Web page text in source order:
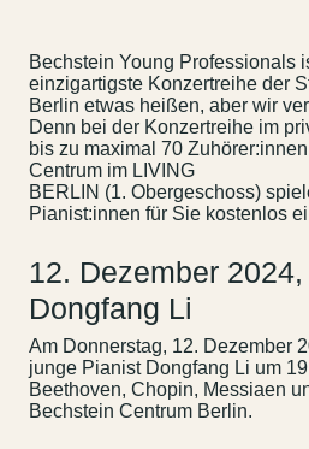
Bechstein Young Professionals
einzigartigste Konzertreihe der
Berlin etwas heißen, aber wir
Denn bei der Konzertreihe im
bis zu maximal 70
Centrum im LIVING
BERLIN (1. Obergeschoss)
Pianist:innen für Sie kostenlos
12. Dezember
Dongfang Li
Am Donnerstag, 12. Dezember
junge Pianist Dongfang Li um
Beethoven, Chopin, Messiaen
Bechstein Centrum Berlin.